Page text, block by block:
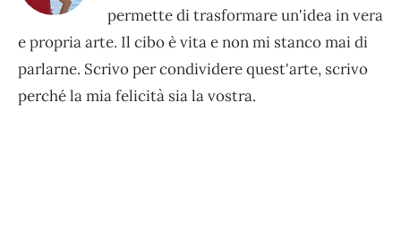
permette di trasformare un'idea in vera
e propria arte. Il cibo è vita e non mi stanco mai di
parlarne. Scrivo per condividere quest'arte, scrivo
perché la mia felicità sia la vostra.